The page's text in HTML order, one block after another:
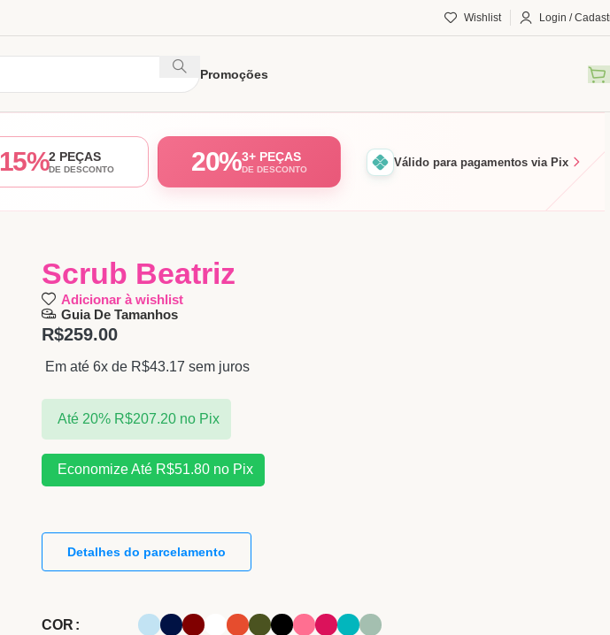
Wishlist Login /
Promoções
15%2 PEÇAS
DE DESCONTO 20%3+ PEÇAS
DE DESCONTO
Válido para pagamentos via Pix
Scrub Beatriz
Adicionar à wishlist
Guia De Tamanhos
R$259.00
Em até 6x de R$43.17 sem juros
Até 20% R$207.20 no Pix
Economize Até R$51.80no Pix
Detalhes do parcelamento
COR